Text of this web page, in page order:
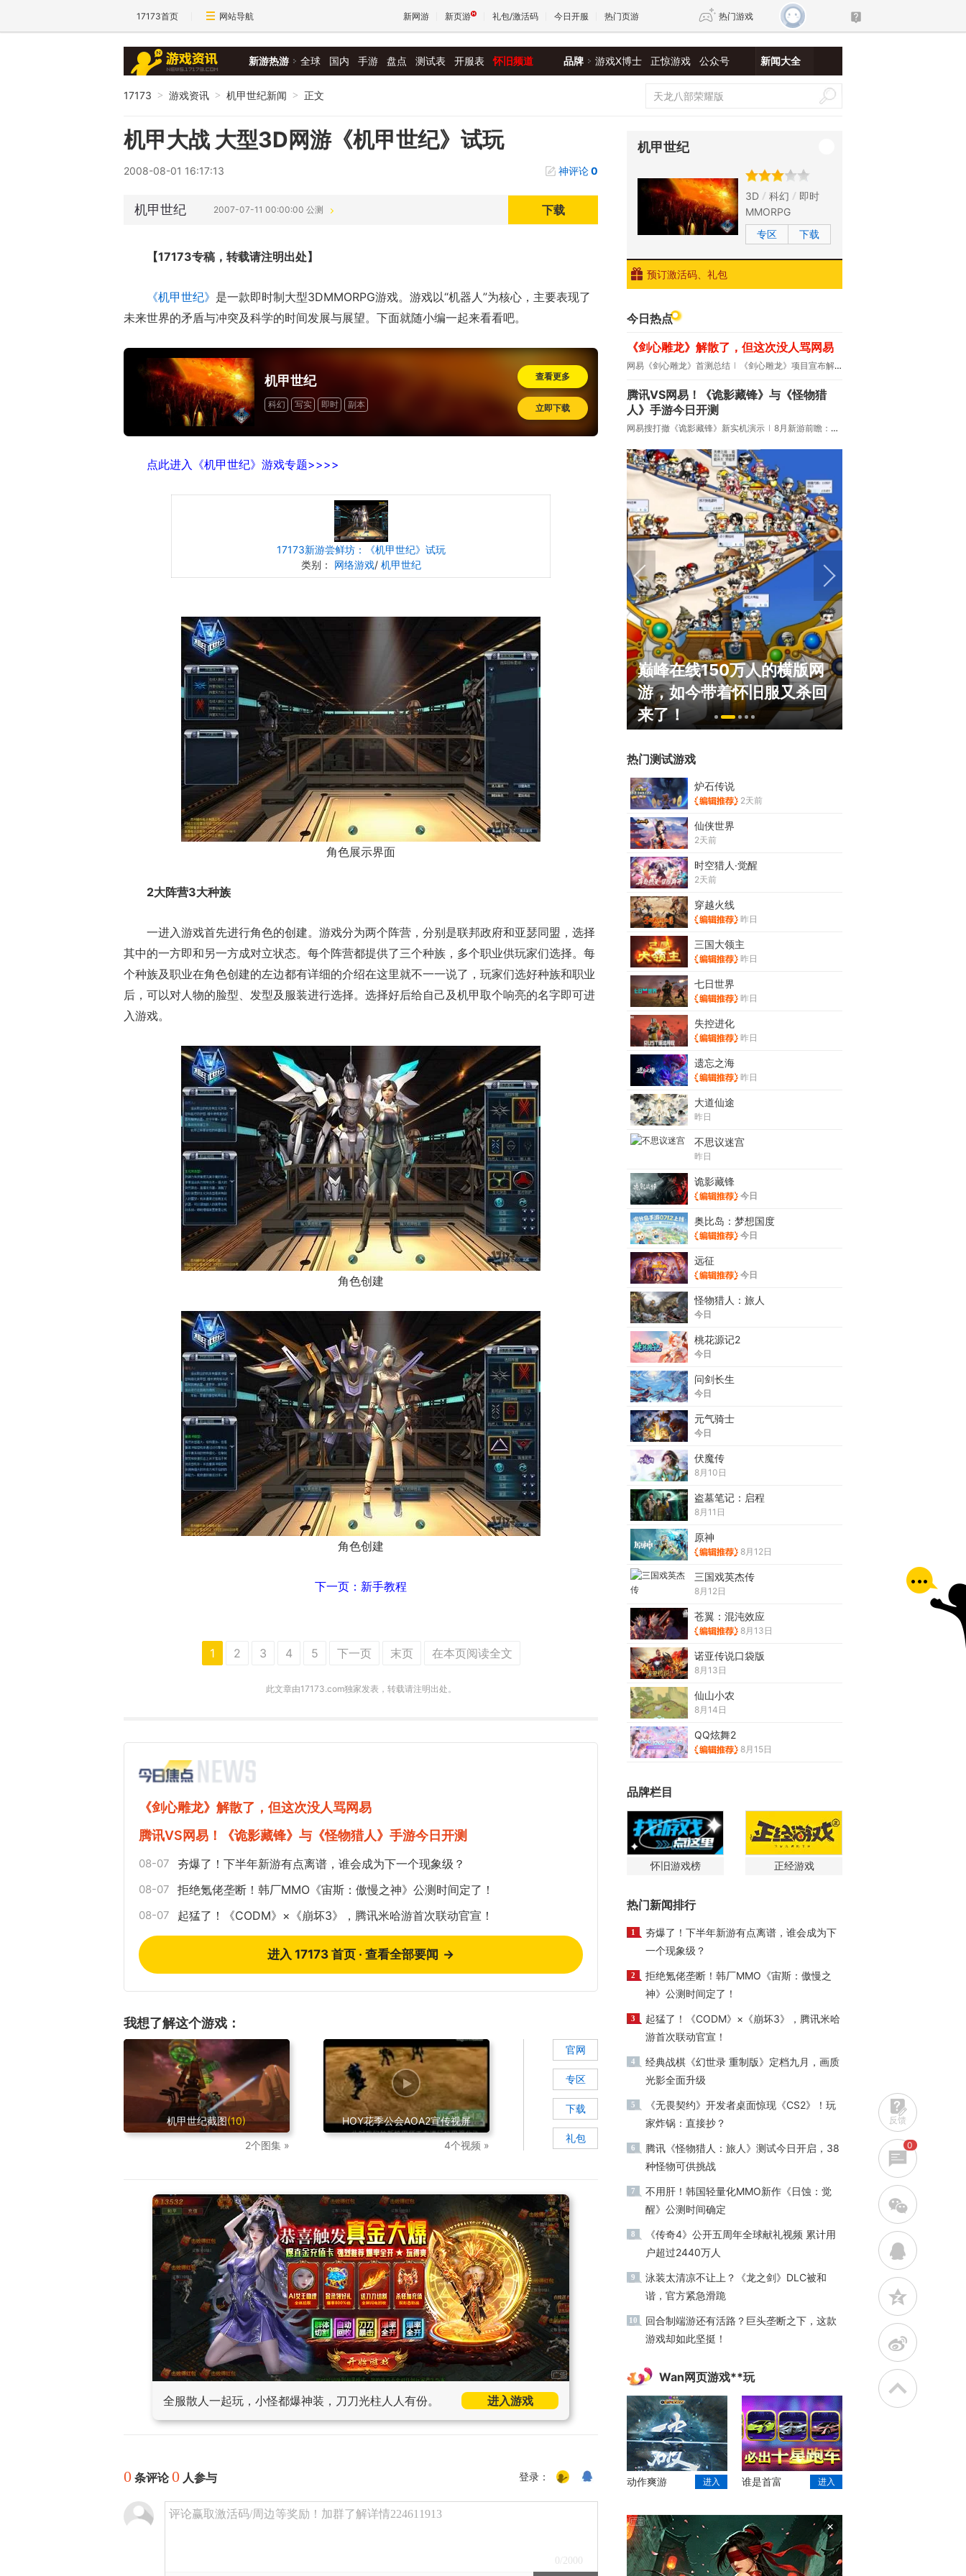
17173首页 网站导航 新网游 新页游 礼包/激活码 今日开服 热门页游 热门游戏
新仙侠5
新游热游 全球 国内 手游 盘点 测试表 开服表 怀旧频道 品牌 游戏X博士 正惊游戏 公众号 新闻大全
17173 > 游戏资讯 > 机甲世纪新闻 > 正文
机甲大战 大型3D网游《机甲世纪》试玩
2008-08-01 16:17:13 神评论0
机甲世纪 2007-07-11 00:00:00 公测 下载
【17173专稿，转载请注明出处】
《机甲世纪》 是一款即时制大型3DMMORPG游戏。游戏以“机器人”为核心，主要表现了
未来世界的矛盾与冲突及科学的时间发展与展望。下面就随小编一起来看看吧。
机甲世纪
科幻 写实 即时 副本
查看更多
立即下载
点此进入《机甲世纪》游戏专题>>>>
17173新游尝鲜坊：《机甲世纪》试玩
类别： 网络游戏/ 机甲世纪
角色展示界面
2大阵营3大种族
一进入游戏首先进行角色的创建。游戏分为两个阵营，分别是联邦政府和亚瑟同盟，选择
其中的一方即和另一方成对立状态。每个阵营都提供了三个种族，多个职业供玩家们选择。每
个种族及职业在角色创建的左边都有详细的介绍在这里就不一一说了，玩家们选好种族和职业
后，可以对人物的脸型、发型及服装进行选择。选择好后给自己及机甲取个响亮的名字即可进
入游戏。
角色创建
角色创建
下一页：新手教程
1 2 3 4 5 下一页 末页 在本页阅读全文
此文章由17173.com独家发表，转载请注明出处。
《剑心雕龙》解散了，但这次没人骂网易
腾讯VS网易！《诡影藏锋》与《怪物猎人》手游今日开测
08-07 夯爆了！下半年新游有点离谱，谁会成为下一个现象级？
08-07 拒绝氪佬垄断！韩厂MMO《宙斯：傲慢之神》公测时间定了！
08-07 起猛了！《CODM》×《崩坏3》，腾讯米哈游首次联动官宣！
进入 17173 首页 · 查看全部要闻 →
我想了解这个游戏：
机甲世纪截图(10)
2个图集 »
HOY花季公会AOA2宣传视屏
4个视频 »
官网
专区
下载
礼包
全服散人一起玩，小怪都爆神装，刀刀光柱人人有份。 进入游戏
0 条评论0 人参与 登录：
评论赢取激活码/周边等奖励！加群了解详情224611913
0 /2000
机甲世纪
3D 科幻
即时
MMORPG
专区
下载
预订激活码、礼包
今日热点
《剑心雕龙》解散了，但这次没人骂网易
网易《剑心雕龙》首测总结 《剑心雕龙》项目宣布解散
腾讯VS网易！《诡影藏锋》与《怪物猎
人》手游今日开测
网易搜打撤《诡影藏锋》新实机演示 8月新游前瞻：《诡秘之主》领衔
17周年庆典 争霸赛大区火
爆开启
一看吓一跳：雷死人不偿命
的囧图集（1170）
巅峰在线150万人的横版网
游，如今带着怀旧服又杀回
来了！
热门测试游戏
炉石传说
2天前
仙侠世界
2天前
时空猎人·觉醒
2天前
穿越火线
昨日
三国大领主
昨日
七日世界
昨日
失控进化
昨日
遗忘之海
昨日
大道仙途
昨日
不思议迷宫
昨日
诡影藏锋
今日
奥比岛：梦想国度
今日
远征
今日
怪物猎人：旅人
今日
桃花源记2
今日
问剑长生
今日
元气骑士
今日
伏魔传
8月10日
盗墓笔记：启程
8月11日
原神
8月12日
三国戏英杰传
8月12日
苍翼：混沌效应
8月13日
诺亚传说口袋版
8月13日
仙山小农
8月14日
QQ炫舞2
8月15日
品牌栏目
怀旧游戏榜 正经游戏
热门新闻排行
1
夯爆了！下半年新游有点离谱，谁会成为下
一个现象级？
2
拒绝氪佬垄断！韩厂MMO《宙斯：傲慢之
神》公测时间定了！
3
起猛了！《CODM》×《崩坏3》，腾讯米哈
游首次联动官宣！
4
经典战棋《幻世录 重制版》定档九月，画质
光影全面升级
5
《无畏契约》开发者桌面惊现《CS2》！玩
家炸锅：直接抄？
6
腾讯《怪物猎人：旅人》测试今日开启，38
种怪物可供挑战
7
不用肝！韩国轻量化MMO新作《日蚀：觉
醒》公测时间确定
8
《传奇4》公开五周年全球献礼视频 累计用
户超过2440万人
9
泳装太清凉不让上？《龙之剑》DLC被和
谐，官方紧急滑跪
10
回合制端游还有活路？巨头垄断之下，这款
游戏却如此坚挺！
Wan网页游戏**玩
动作爽游 进入 谁是首富 进入
×
反馈
0
w
q
z
t